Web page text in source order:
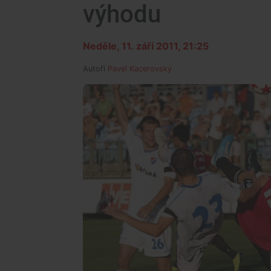
výhodu
Neděle, 11. září 2011, 21:25
Autoři Pavel Kacerovský